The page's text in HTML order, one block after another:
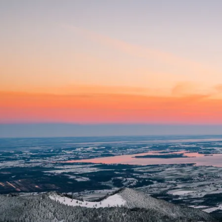
Radfahren &
Chiemsee &
Aktivitäten für die Familie
Winter
Golfen
Orte